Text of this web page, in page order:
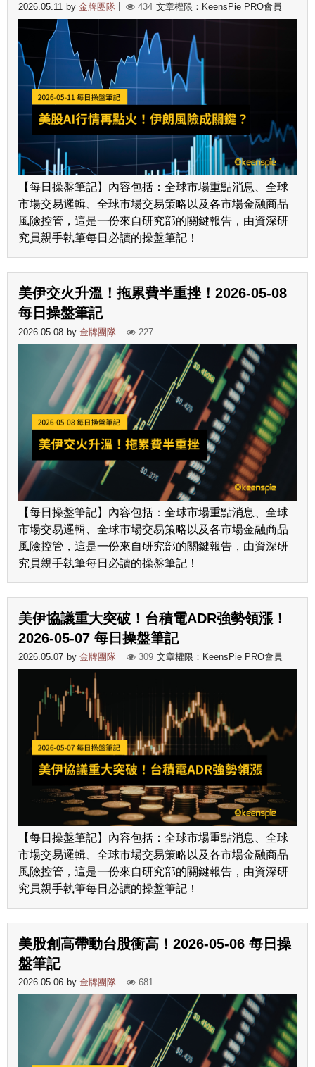
2026.05.11 by 金牌團隊 434 文章權限：KeensPie PRO會員
【每日操盤筆記】內容包括：全球市場重點消息、全球
市場交易邏輯、全球市場交易策略以及各市場金融商品
風險控管，這是一份來自研究部的關鍵報告，由資深研
究員親手執筆每日必讀的操盤筆記！
美伊交火升溫！拖累費半重挫！2026-05-08
每日操盤筆記
2026.05.08 by 金牌團隊 227
【每日操盤筆記】內容包括：全球市場重點消息、全球
市場交易邏輯、全球市場交易策略以及各市場金融商品
風險控管，這是一份來自研究部的關鍵報告，由資深研
究員親手執筆每日必讀的操盤筆記！
美伊協議重大突破！台積電ADR強勢領漲！
2026-05-07 每日操盤筆記
2026.05.07 by 金牌團隊 309 文章權限：KeensPie PRO會員
【每日操盤筆記】內容包括：全球市場重點消息、全球
市場交易邏輯、全球市場交易策略以及各市場金融商品
風險控管，這是一份來自研究部的關鍵報告，由資深研
究員親手執筆每日必讀的操盤筆記！
美股創高帶動台股衝高！2026-05-06 每日操
盤筆記
2026.05.06 by 金牌團隊 681